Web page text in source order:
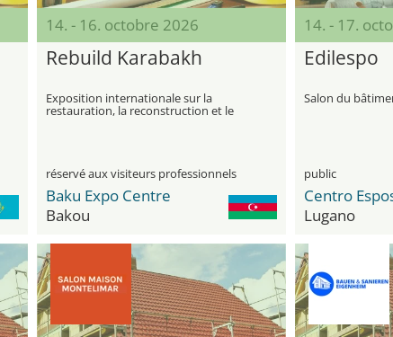
14. - 16. octobre 2026
Rebuild Karabakh
Exposition internationale sur la
restauration, la reconstruction et le
réservé aux visiteurs professionnels
Baku Expo Centre
Bakou
14. - 17.
Edilespo
Salon du
public
Centro
Lugano